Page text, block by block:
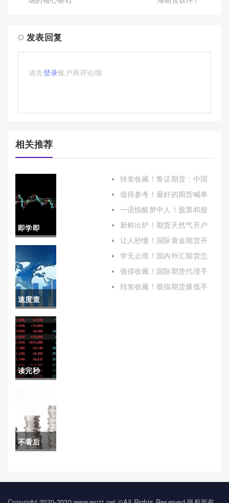
发表回复
请先登录账户再评论哦
相关推荐
即学即
用！南宁
原油期货
开户保证
金（为您
提供指导
和建议）
速度查
阅！期货
恒生指数
网(期货市
场恒生指
读完秒
开户网(介
绍股指期
不看后
期货开户
介绍（提
转发收藏！鲁证期货：中国
值得参考！最好的期货喊单
一语惊醒梦中人！股票和股
费还会降吗)
新鲜出炉！期货天然气开户
和技巧）
让人秒懂！国际黄金期货开
金期货交易之旅）
学无止境！国内外汇期货怎
低)
值得收藏！国际期货代理手
转发收藏！股指期货最低手